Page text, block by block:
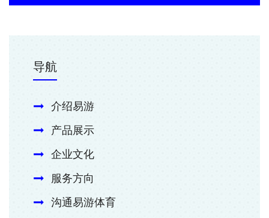
导航
介绍易游
产品展示
企业文化
服务方向
沟通易游体育